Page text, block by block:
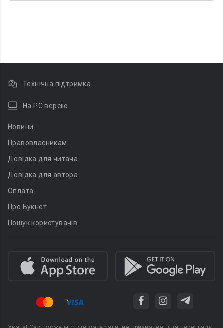
Технічна підтримка
На PC версію
Новини
Правовласникам
Довідка для читача
Довідка для автора
Оплата
Про Букнет
Пошук користувачів